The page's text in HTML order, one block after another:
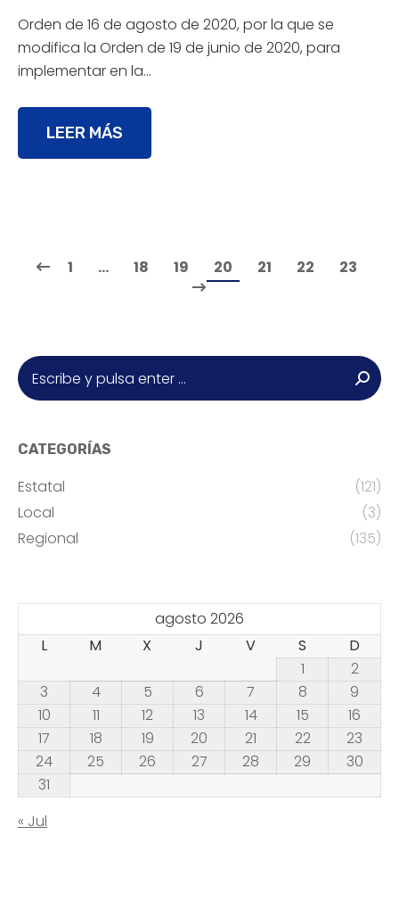
Orden de 16 de agosto de 2020, por la que se
modifica la Orden de 19 de junio de 2020, para
implementar en la…
LEER MÁS
1 … 18 19 20 21 22 23
Buscar:
CATEGORÍAS
Estatal
(121)
Local
(3)
Regional
(135)
agosto 2026
L
M X J V S
D
1
2
3
4 5 6 7 8
9
10
11 12 13 14 15
16
17
18 19 20 21 22
23
24
25 26 27 28 29
30
31
« Jul